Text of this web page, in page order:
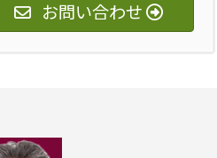
お問い合わせ